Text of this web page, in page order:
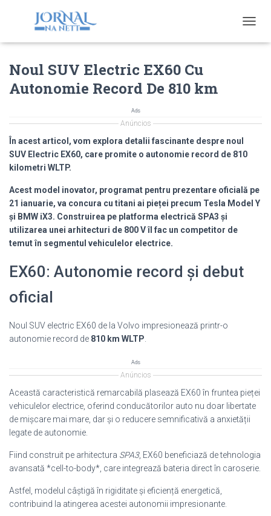
O
V
O
N
Noul SUV Electric EX60 Cu
Autonomie Record De 810 km
Ads
Anúncios
În acest articol, vom explora detalii fascinante despre noul
SUV Electric EX60, care promite o autonomie record de 810
kilometri WLTP.
Acest model inovator, programat pentru prezentare oficială pe
21 ianuarie, va concura cu titani ai pieței precum Tesla Model Y
și BMW iX3. Construirea pe platforma electrică SPA3 și
utilizarea unei arhitecturi de 800 V îl fac un competitor de
temut în segmentul vehiculelor electrice.
EX60: Autonomie record și debut
oficial
Noul SUV electric EX60 de la Volvo impresionează printr-o
autonomie record de 810 km WLTP
Ads
Anúncios
Această caracteristică remarcabilă plasează EX60 în fruntea pieței
vehiculelor electrice, oferind conducătorilor auto nu doar libertate
de mișcare mai mare, dar și o reducere semnificativă a anxietății
legate de autonomie.
Fiind construit pe arhitectura SPA3, EX60 beneficiază de tehnologia
avansată *cell-to-body*, care integrează bateria direct în caroserie.
Astfel, modelul câștigă în rigiditate și eficiență energetică,
contribuind la atingerea acestei autonomii impresionante.